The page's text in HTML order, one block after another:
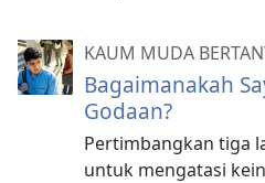
KAUM MUDA
Bagaimanakah
Godaan?
Pertimbangkan tiga
untuk mengatasi